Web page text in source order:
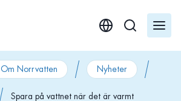
Om Norrvatten Nyheter
Spara på vattnet när det är varmt